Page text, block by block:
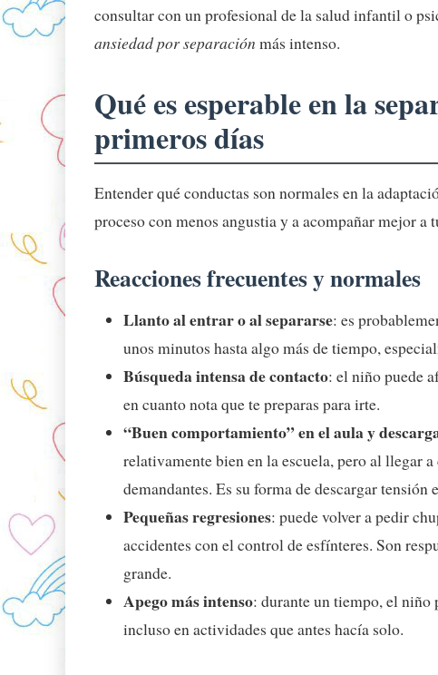
consultar con un profesional de la salud infantil o
ansiedad por separación más intenso.
Qué es esperable en la
primeros días
Entender qué conductas son normales en la
proceso con menos angustia y a acompañar mejor a
Reacciones frecuentes y normales
Llanto al entrar o al separarse: es
unos minutos hasta algo más de tiempo,
Búsqueda intensa de contacto: el niño puede
en cuanto nota que te preparas para irte.
“Buen comportamiento” en el aula y
relativamente bien en la escuela, pero al llegar
demandantes. Es su forma de descargar tensión
Pequeñas regresiones: puede volver a pedir
accidentes con el control de esfínteres. Son
grande.
Apego más intenso: durante un tiempo, el niño
incluso en actividades que antes hacía solo.